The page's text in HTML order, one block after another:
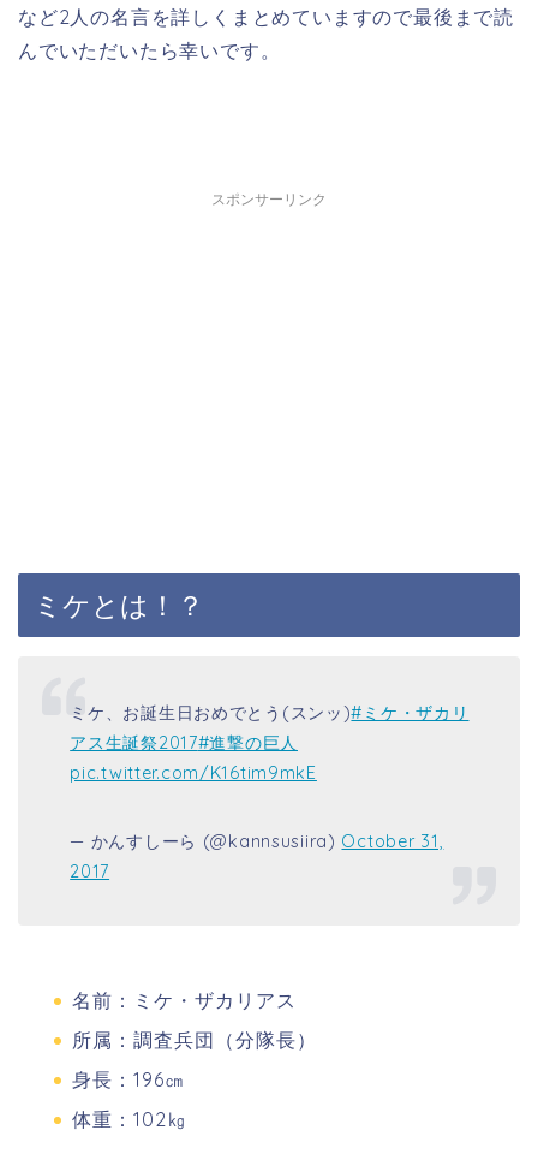
など2人の名言を詳しくまとめていますので最後まで読
んでいただいたら幸いです。
スポンサーリンク
ミケとは！？
ミケ、お誕生日おめでとう(スンッ)#ミケ・ザカリ
アス生誕祭2017#進撃の巨人
pic.twitter.com/K16tim9mkE
— かんすしーら (@kannsusiira) October 31,
2017
名前：ミケ・ザカリアス
所属：調査兵団（分隊長）
身長：196㎝
体重：102㎏